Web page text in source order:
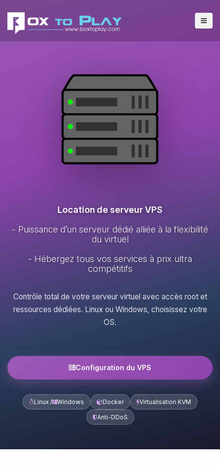
Location de serveur VPS
- Puissance d’un serveur dédié alliée à la flexibilité
du virtuel
- Hébergez tous vos services à prix ultra
compétitifs
Contrôle total de votre serveur virtuel avec accès root et
ressources dédiées. Linux ou Windows, choisissez votre
OS.
Configuration du VPS
Linux / Windows Docker Virtualisation KVM
Anti-DDoS